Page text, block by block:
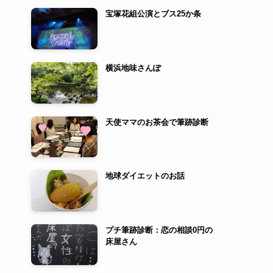
宝塚花組公演とブス25か条
横浜地味さんぽ
天使ママのお茶会で筆跡診断
地球ダイエットのお話
プチ筆跡診断：恋の相談0円の
床屋さん